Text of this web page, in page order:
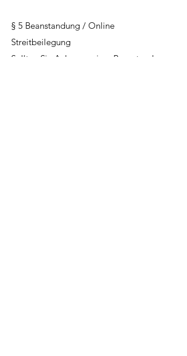
§ 5 Beanstandung / Online
Streitbeilegung
Sollten Sie Anlass zu einer Beanstandung